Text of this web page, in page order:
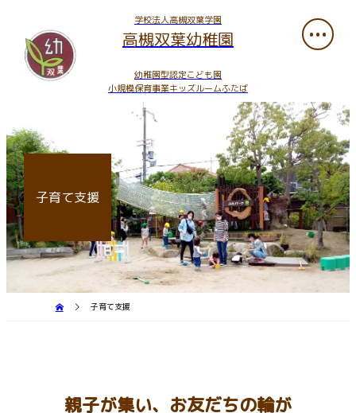
学校法人高槻双葉学園
高槻双葉幼稚園
幼稚園型認定こども園
小規模保育事業キッズルームふたば
子育て支援
子育て支援
親子が集い、お友だちの輪が